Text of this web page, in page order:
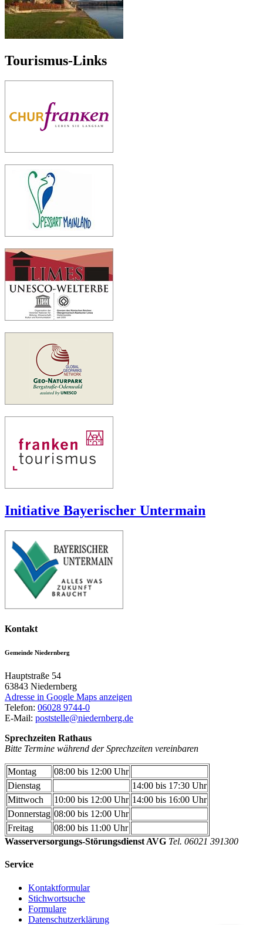
Tourismus-Links
Initiative Bayerischer Untermain
Kontakt
Gemeinde Niedernberg
Hauptstraße 54
63843 Niedernberg
Adresse in Google Maps anzeigen
Telefon: 06028 9744-0
E-Mail: poststelle@niedernberg.de
Sprechzeiten Rathaus
Bitte Termine während der Sprechzeiten vereinbaren
Montag
08:00 bis 12:00 Uhr
Dienstag
14:00 bis 17:30 Uhr
Mittwoch
10:00 bis 12:00 Uhr 14:00 bis 16:00 Uhr
Donnerstag 08:00 bis 12:00 Uhr
Freitag
08:00 bis 11:00 Uhr
Wasserversorgungs-Störungsdienst AVG Tel. 06021 391300
Service
Kontaktformular
Stichwortsuche
Formulare
Datenschutzerklärung